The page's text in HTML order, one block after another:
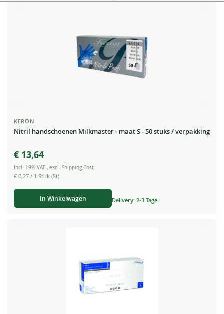
KERON
Nitril handschoenen Milkmaster - maat S - 50 stuks / verpakking
€ 13,64
Incl. 19% VAT , excl. Shipping Cost
€ 0,27 / 1 Stuk (St)
In Winkelwagen Delivery: 2-3 Tage